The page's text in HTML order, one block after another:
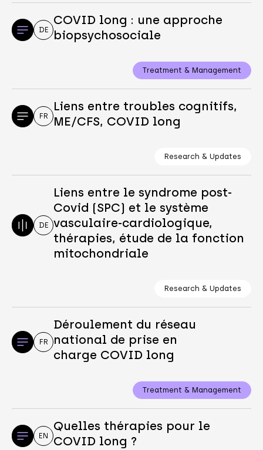
DE
COVID long : une approche
biopsychosociale
Treatment & Management
FR
Liens entre troubles cognitifs,
ME/CFS, COVID long
Research & Updates
DE
Liens entre le syndrome post-
Covid (SPC) et le système
vasculaire-cardiologique,
thérapies, étude de la fonction
mitochondriale
Research & Updates
FR
Déroulement du réseau
national de prise en
charge COVID long
Treatment & Management
EN
Quelles thérapies pour le
COVID long ?